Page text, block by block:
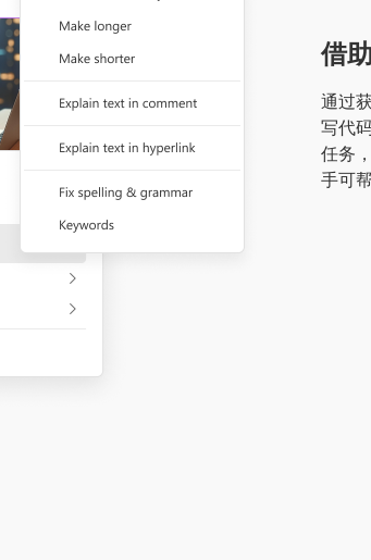
借
通过
写代
任务
手可